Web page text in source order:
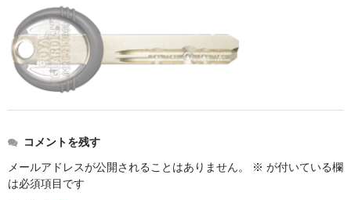
カート
お問い合わせ
コメントを残す
メールアドレスが公開されることはありません。
※ が付いている欄
は必須項目です